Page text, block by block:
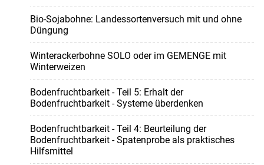
Bio-Sojabohne: Landessortenversuch mit und ohne
Düngung
Winterackerbohne SOLO oder im GEMENGE mit
Winterweizen
Bodenfruchtbarkeit - Teil 5: Erhalt der
Bodenfruchtbarkeit - Systeme überdenken
Bodenfruchtbarkeit - Teil 4: Beurteilung der
Bodenfruchtbarkeit - Spatenprobe als praktisches
Hilfsmittel